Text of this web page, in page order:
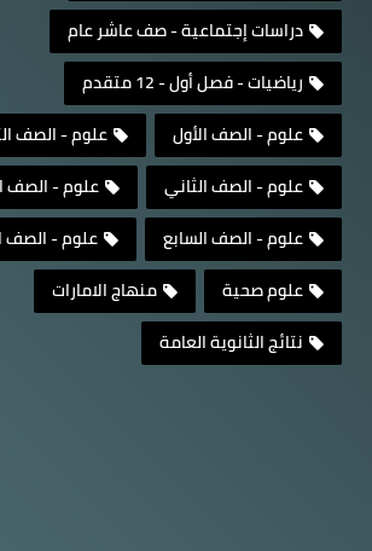
دراسات إجتماعية - صف عاشر عام
رياضيات - فصل أول - 12 متقدم
علوم - الصف الأول
علوم - الصف
علوم - الصف الثاني
علوم - الصف
علوم - الصف السابع
علوم - الصف
علوم صحية
منهاج الامارات
نتائج الثانوية العامة